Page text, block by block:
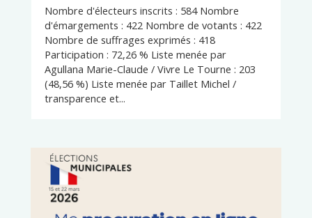
Nombre d'électeurs inscrits : 584 Nombre
d'émargements : 422 Nombre de votants : 422
Nombre de suffrages exprimés : 418
Participation : 72,26 % Liste menée par
Agullana Marie-Claude / Vivre Le Tourne : 203
(48,56 %) Liste menée par Taillet Michel /
transparence et...